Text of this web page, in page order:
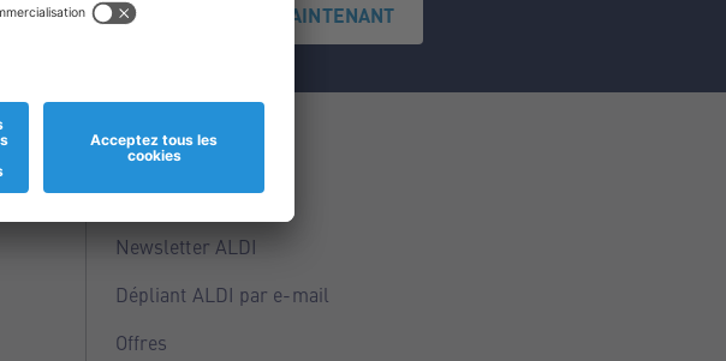
S'INSCRIRE MAINTENANT
Service
Points ALDI
Newsletter ALDI
Dépliant ALDI par e-mail
Offres